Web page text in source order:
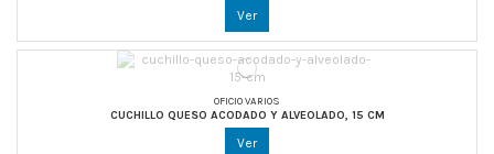
Ver
OFICIO VARIOS
CUCHILLO QUESO ACODADO Y ALVEOLADO, 15 CM
Ver